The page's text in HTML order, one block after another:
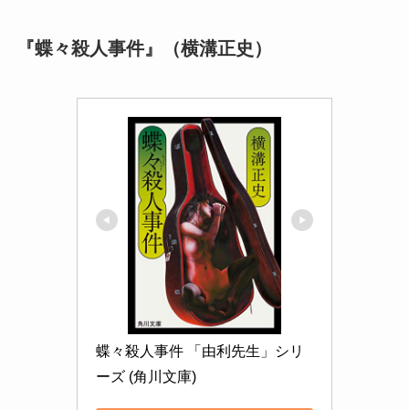
『蝶々殺人事件』（横溝正史）
蝶々殺人事件 「由利先生」シリ
ーズ (角川文庫)